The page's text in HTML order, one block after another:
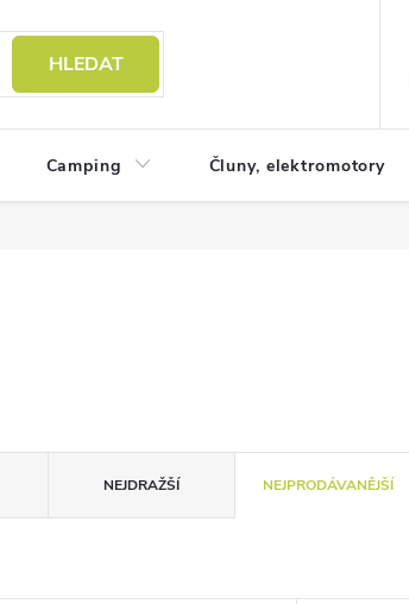
HLEDAT
Camping Čluny, elektromotory
NEJDRAŽŠÍ NEJPRODÁVANĚJŠÍ